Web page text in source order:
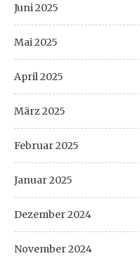
Juni 2025
Mai 2025
April 2025
März 2025
Februar 2025
Januar 2025
Dezember 2024
November 2024